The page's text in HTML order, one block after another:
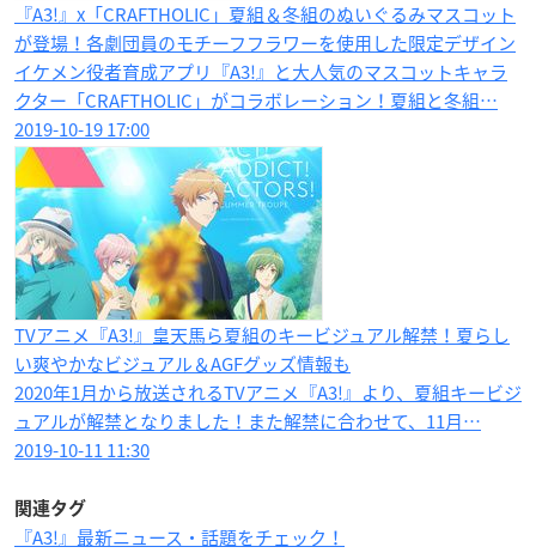
『A3!』x「CRAFTHOLIC」夏組＆冬組のぬいぐるみマスコット
が登場！各劇団員のモチーフフラワーを使用した限定デザイン
イケメン役者育成アプリ『A3!』と大人気のマスコットキャラ
クター「CRAFTHOLIC」がコラボレーション！夏組と冬組…
2019-10-19 17:00
TVアニメ『A3!』皇天馬ら夏組のキービジュアル解禁！夏らし
い爽やかなビジュアル＆AGFグッズ情報も
2020年1月から放送されるTVアニメ『A3!』より、夏組キービジ
ュアルが解禁となりました！また解禁に合わせて、11月…
2019-10-11 11:30
関連タグ
『A3!』最新ニュース・話題をチェック！